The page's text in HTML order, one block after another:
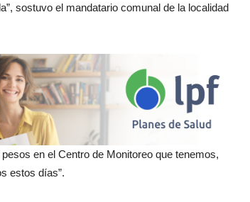
sostuvo el mandatario comunal de la localidad
en el Centro de Monitoreo que tenemos,
estos días”.